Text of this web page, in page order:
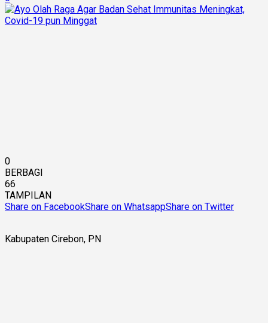
0
BERBAGI
66
TAMPILAN
Share on FacebookShare on WhatsappShare on Twitter
Kabupaten Cirebon, PN